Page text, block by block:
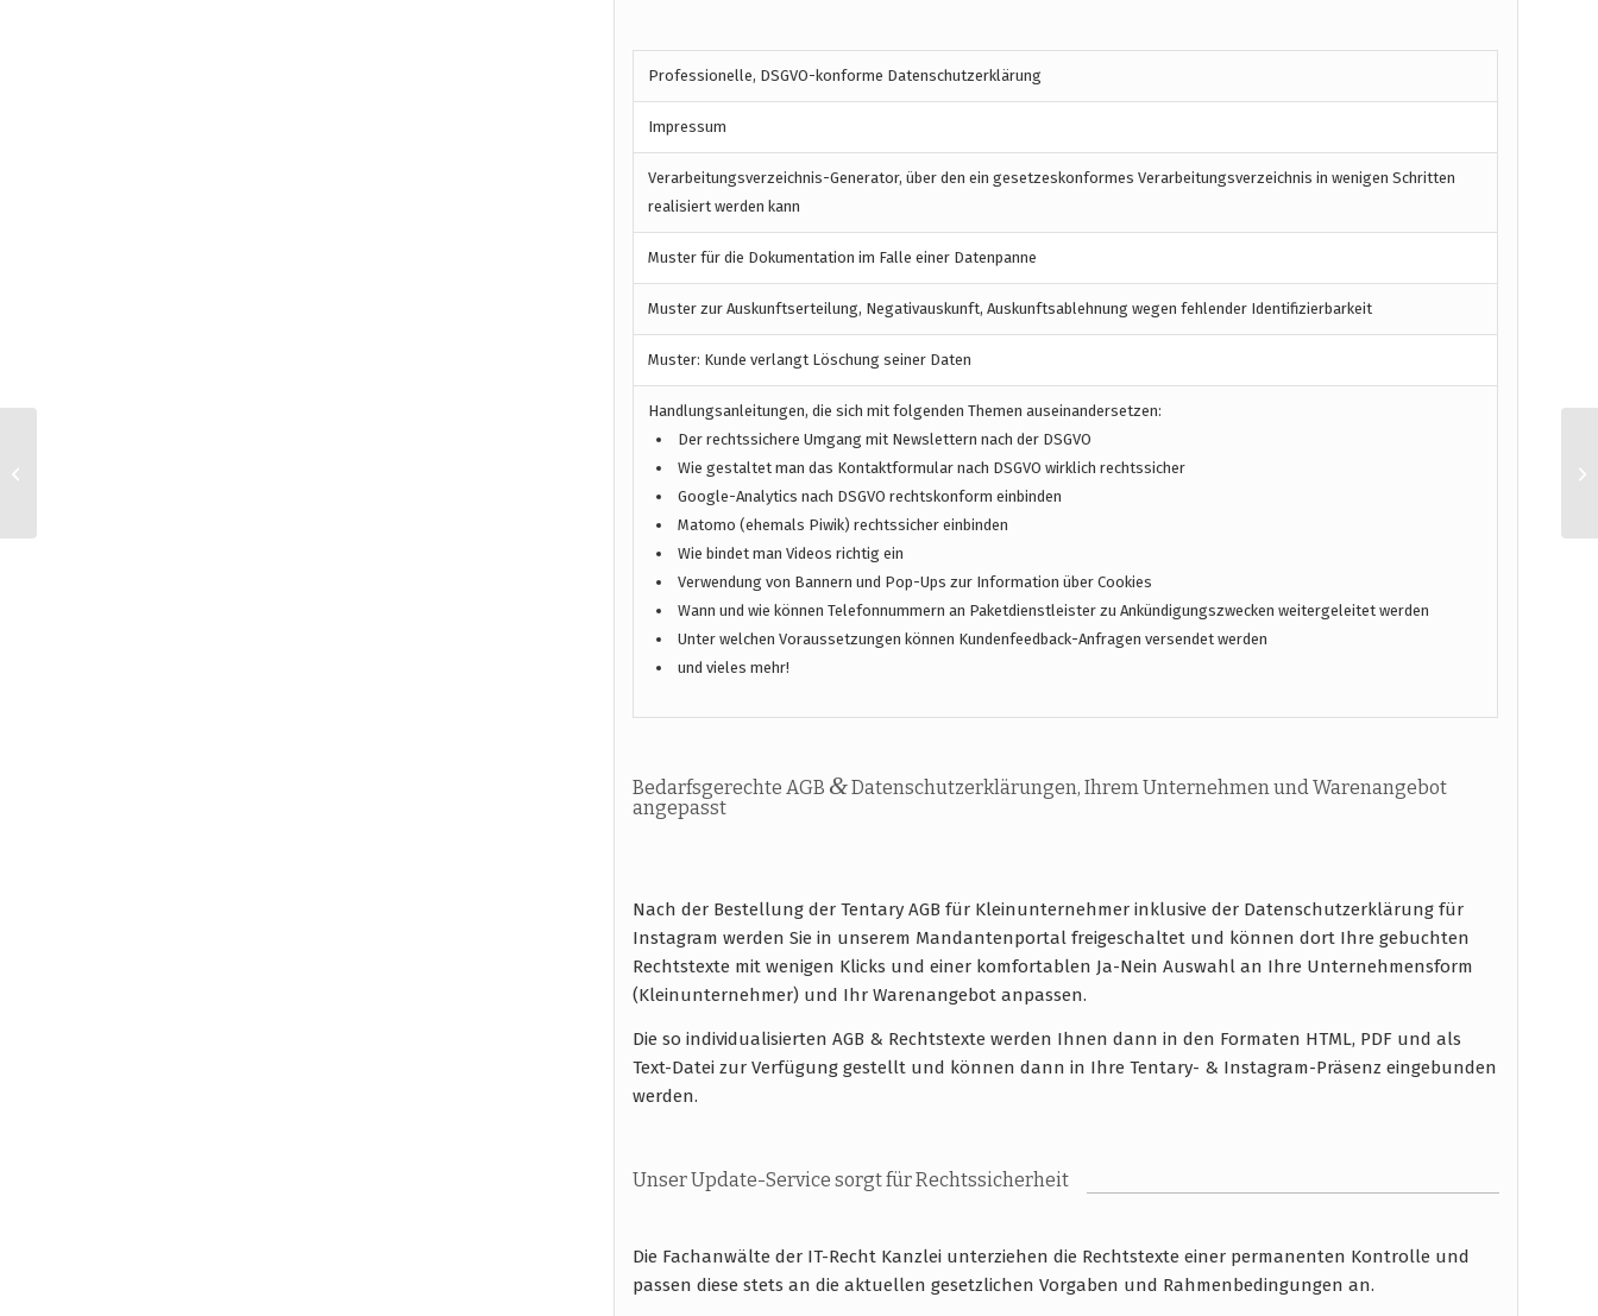
Professionelle, DSGVO-konforme Datenschutzerklärung
Impressum
Verarbeitungsverzeichnis-Generator, über den ein gesetzeskonformes Verarbeitungsverzeichnis in wenigen Schritten
realisiert werden kann
Muster für die Dokumentation im Falle einer Datenpanne
Muster zur Auskunftserteilung, Negativauskunft, Auskunftsablehnung wegen fehlender Identifizierbarkeit
Muster: Kunde verlangt Löschung seiner Daten
Handlungsanleitungen, die sich mit folgenden Themen auseinandersetzen:
Der rechtssichere Umgang mit Newslettern nach der DSGVO
Wie gestaltet man das Kontaktformular nach DSGVO wirklich rechtssicher
Google-Analytics nach DSGVO rechtskonform einbinden
Matomo (ehemals Piwik) rechtssicher einbinden
Wie bindet man Videos richtig ein
Verwendung von Bannern und Pop-Ups zur Information über Cookies
Wann und wie können Telefonnummern an Paketdienstleister zu Ankündigungszwecken weitergeleitet werden
Unter welchen Voraussetzungen können Kundenfeedback-Anfragen versendet werden
und vieles mehr!
Bedarfsgerechte AGB &Datenschutzerklärungen, Ihrem Unternehmen und Warenangebot
angepasst
Nach der Bestellung der Tentary AGB für Kleinunternehmer inklusive der Datenschutzerklärung für
Instagram werden Sie in unserem Mandantenportal freigeschaltet und können dort Ihre gebuchten
Rechtstexte mit wenigen Klicks und einer komfortablen Ja-Nein Auswahl an Ihre Unternehmensform
(Kleinunternehmer) und Ihr Warenangebot anpassen.
Die so individualisierten AGB & Rechtstexte werden Ihnen dann in den Formaten HTML, PDF und als
Text-Datei zur Verfügung gestellt und können dann in Ihre Tentary- & Instagram-Präsenz eingebunden
werden.
Unser Update-Service sorgt für Rechtssicherheit
Die Fachanwälte der IT-Recht Kanzlei unterziehen die Rechtstexte einer permanenten Kontrolle und
passen diese stets an die aktuellen gesetzlichen Vorgaben und Rahmenbedingungen an.